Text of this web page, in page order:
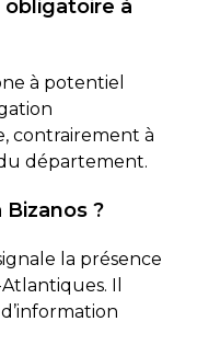
à
à potentiel
contrairement à
département.
?
la présence
Il